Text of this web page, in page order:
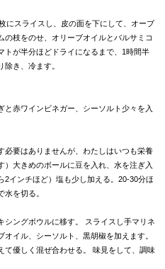
にスライスし、皮の面を下にして、オーブ
枝をのせ、オリーブオイルとバルサミコ
トが半分ほどドライになるまで、1時間半
き、冷ます。
赤ワインビネガー、シーソルト少々を入
必要はありませんが、わたしはいつも栄養
大きめのボールに豆を入れ、水を注ぎ入
インチほど）塩も少し加える。20-30分ほ
水を切る。
シングボウルに移す。 スライスし手マリネ
イル、シーソルト、黒胡椒を加えます。
て優しく混ぜ合わせる。 味見をして、調味